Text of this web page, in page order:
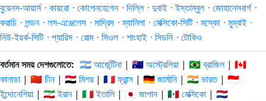
বুয়েনস-আয়ার্স · কায়রো · কোপেনহেগেন · দিল্লি · দুবাই ·ইস্তাম্বুল · জোহানেসবার্গ ·
করাচি · লন্ডন · লস-এঞ্জেলেস · মাদ্রিদ ·ম্যানিলা · মেক্সিকো-সিটি · মস্কো · মুম্বাই ·
নিউ-ইয়র্ক-সিটি · প্যারিস · রোম · সিওল · শাংহাই · সিডনি · টোকিও
বর্তমান সময় দেশগুলোতে: 🇦🇷 আর্জেন্টিনা | 🇦🇺 অস্ট্রেলিয়া | 🇧🇷 ব্রাজিল| 🇨🇦
কানাডা | 🇨🇳 চীন| 🇪🇬 মিশর| 🇫🇷 ফ্রান্স| 🇩🇪 জার্মানি| 🇮🇳 ভারত| 🇮🇩
ইন্দোনেশিয়া | 🇮🇷 ইরান| 🇮🇹 ইতালি| 🇯🇵 জাপান| 🇲🇽 মেক্সিকো | 🇳🇱